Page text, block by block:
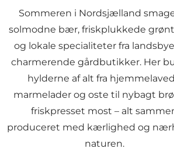
Sommeren i Nordsjælland
solmodne bær, friskplukkede
og lokale specialiteter fra
charmerende gårdbutikker.Her
hylderne af alt fra
marmelader og oste til nybagt
friskpresset most – alt
produceret med kærlighed og
naturen.